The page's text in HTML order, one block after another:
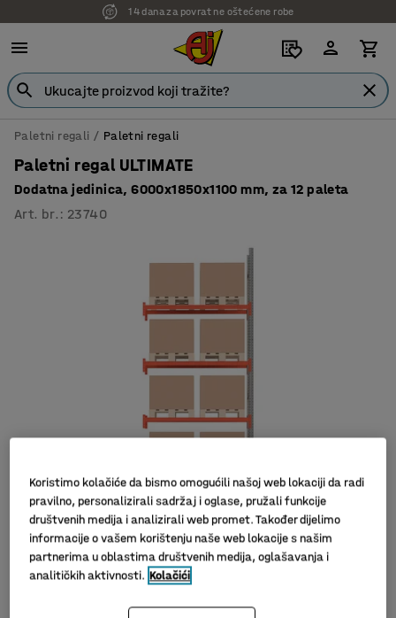
14 dana za povrat ne oštećene robe
Paletni regali Paletni regali
Paletni regal ULTIMATE
Dodatna jedinica, 6000x1850x1100 mm, za 12 paleta
Art. br. : 23740
Koristimo kolačiće da bismo omogućili našoj web lokaciji da radi
pravilno, personalizirali sadržaj i oglase, pružali funkcije
društvenih medija i analizirali web promet. Također dijelimo
informacije o vašem korištenju naše web lokacije s našim
partnerima u oblastima društvenih medija, oglašavanja i
analitičkih aktivnosti. Kolačići